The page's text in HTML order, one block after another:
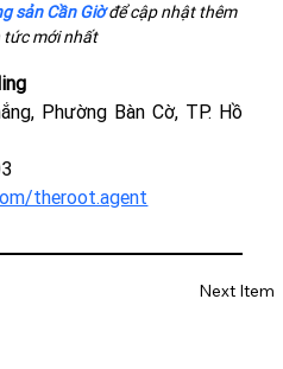
sản Cần Giờ để cập nhật thêm
tức mới nhất
Phường Bàn Cờ, TP. Hồ
theroot.agent
Next Item